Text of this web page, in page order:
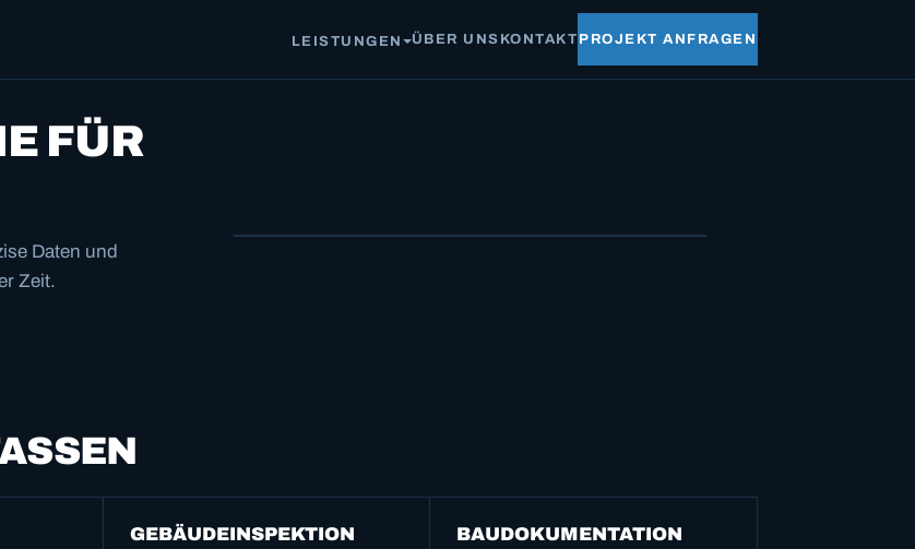
LEISTUNGEN ÜBER UNS KONTAKT PROJEKT ANFRAGEN
FÜR
Daten und
Zeit.
GEBÄUDE­INSPEKTION BAU­DOKUMENTATION